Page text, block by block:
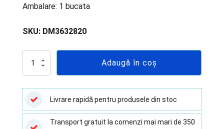
Ambalare: 1 bucata
SKU: DM3632820
Cantitate
Coprocultor
20
ml,
ambalat
individual
Adaugă în coș
Livrare rapidă pentru produsele din stoc
Transport gratuit la comenzi mai mari de 350